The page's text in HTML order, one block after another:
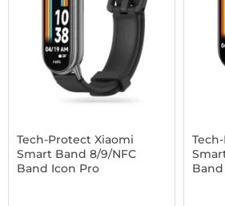
Tech-Protect Xiaomi
Smart Band 8/9/NFC
Band Icon Pro